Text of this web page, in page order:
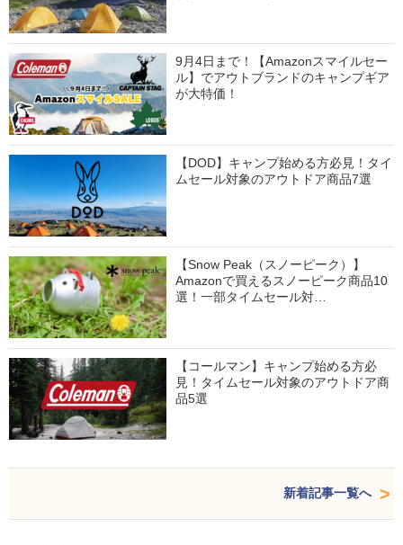
9月4日まで！【Amazonスマイルセー
ル】でアウトブランドのキャンプギア
が大特価！
【DOD】キャンプ始める方必見！タイ
ムセール対象のアウトドア商品7選
【Snow Peak（スノーピーク）】
Amazonで買えるスノーピーク商品10
選！一部タイムセール対…
【コールマン】キャンプ始める方必
見！タイムセール対象のアウトドア商
品5選
新着記事一覧へ